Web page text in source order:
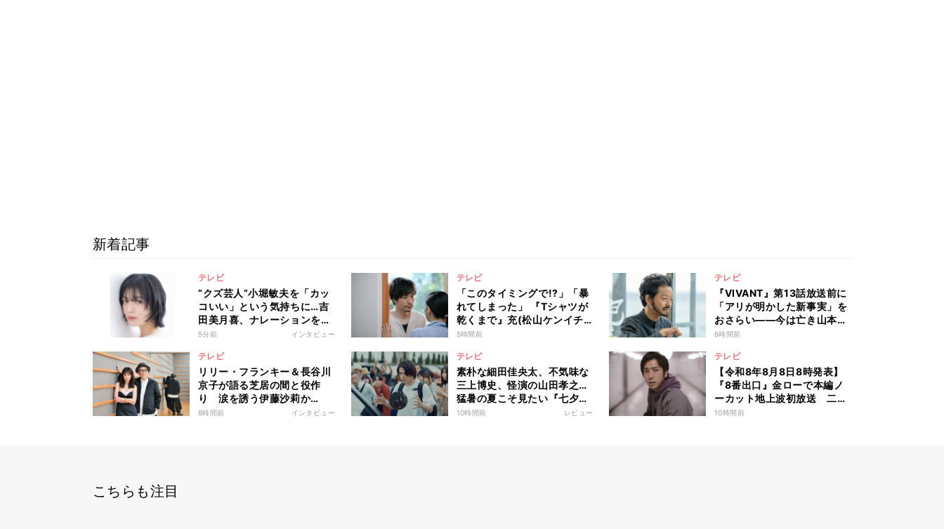
新着記事
テレビ
“クズ芸人”小堀敏夫を「カッ
コいい」という気持ちに…吉
田美月喜、ナレーションを通
して印象変化「あそこまで自
なかなかいない」
5分前 インタビュー
テレビ
「このタイミングで!?」「暴
れてしまった」 『Tシャツが
乾くまで』充(松山ケンイチ)
に衝撃、蒼井優の演技力に涙
5時間前
テレビ
『VIVANT』第13話放送前に
「アリが明かした新事実」を
おさらい――今は亡き山本の
扱いがSNSでも話題に
6時間前
テレビ
リリー・フランキー＆長谷川
京子が語る芝居の間と役作
り 涙を誘う伊藤沙莉か
ら“究極”志賀勝まで
8時間前 インタビュー
テレビ
素朴な細田佳央太、不気味な
三上博史、怪演の山田孝之…
猛暑の夏こそ見たい『七夕の
国』不穏な世界にのみ込まれ
10時間前 レビュー
テレビ
【令和8年8月8日8時発表】
『8番出口』金ローで本編ノ
ーカット地上波初放送 二宮
和也「まさかテレビにまで迷
10時間前
こちらも注目